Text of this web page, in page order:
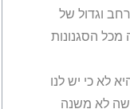
וגדול של
מכל הסגנונות
לא כי יש לנו
לא משנה